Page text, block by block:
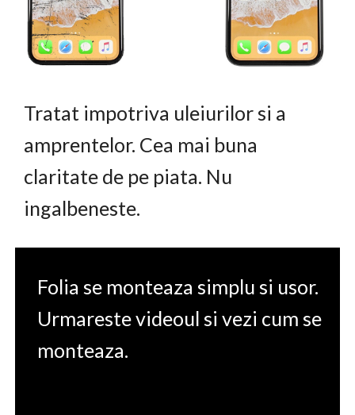
Tratat impotriva uleiurilor si a
amprentelor. Cea mai buna
claritate de pe piata. Nu
ingalbeneste.
Folia se monteaza simplu si usor.
Urmareste videoul si vezi cum se
monteaza.